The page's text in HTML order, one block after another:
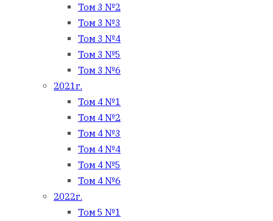
Том 3 №2
Том 3 №3
Том 3 №4
Том 3 №5
Том 3 №6
2021г.
Том 4 №1
Том 4 №2
Том 4 №3
Том 4 №4
Том 4 №5
Том 4 №6
2022г.
Том 5 №1